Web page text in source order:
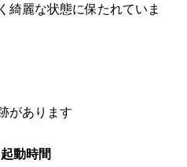
綺麗な状態に保たれていま
があります
動時間